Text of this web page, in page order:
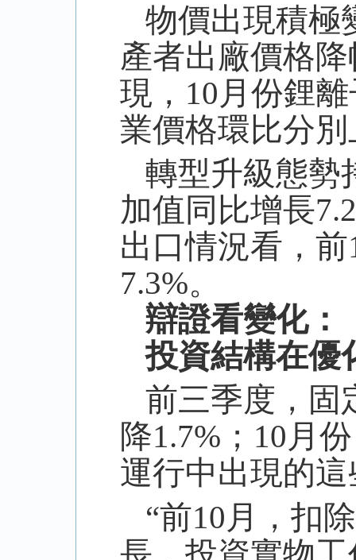
物價出現積極
產者出廠價格
現， 10月份鋰
業價格環比分
轉型升級態勢
加值同比增長
出口情況看，前
7.3%。
辯證看變化：
投資結構在優
前三季度，固
降1.7% ； 10月
運行中出現的
“前10月，扣